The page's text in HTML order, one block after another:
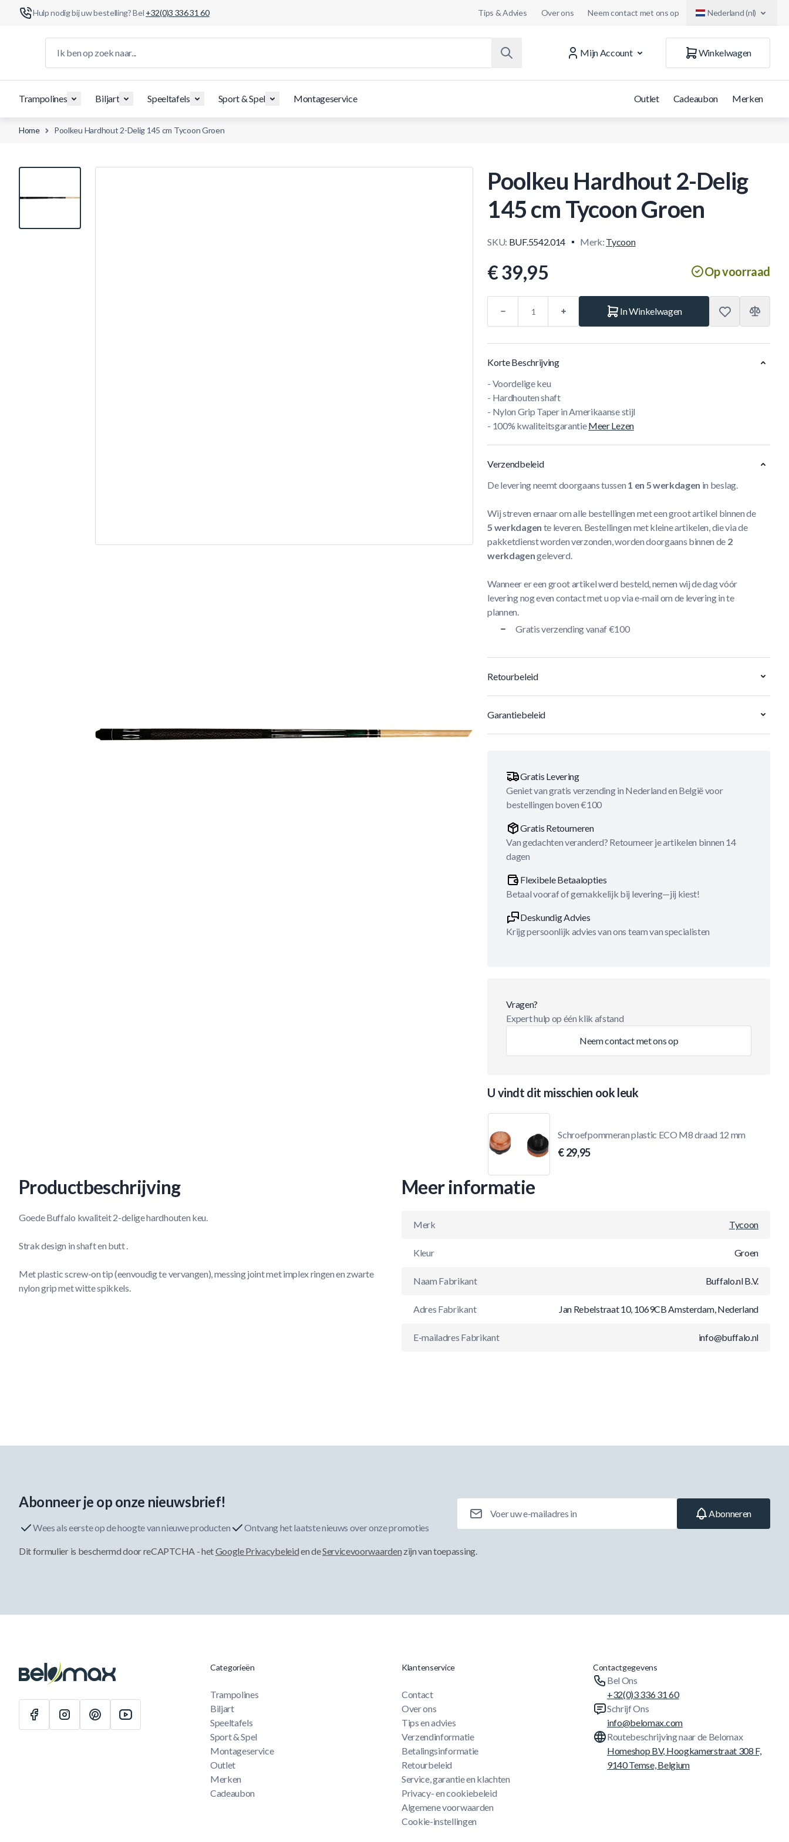
Hulp nodig bij uw bestelling? Bel +32(0)3 336 31 60 Tips & Advies Over ons Neem contact met ons op Nederland (nl)
Mijn Account
Winkelwagen
Trampolines Biljart Speeltafels Sport & Spel Montageservice Outlet Cadeaubon Merken
Home Poolkeu Hardhout 2-Delig 145 cm Tycoon Groen
View larger image
Poolkeu Hardhout 2-Delig
145 cm Tycoon Groen
SKU: BUF.5542.014 Merk: Tycoon
€ 39,95 Op voorraad
In Winkelwagen
Korte Beschrijving
- Voordelige keu
- Hardhouten shaft
- Nylon Grip Taper in Amerikaanse stijl
- 100% kwaliteitsgarantieMeer Lezen
Verzendbeleid
De levering neemt doorgaans tussen 1 en 5 werkdagen in beslag.
Wij streven ernaar om alle bestellingen met een groot artikel binnen de
5 werkdagen te leveren. Bestellingen met kleine artikelen, die via de
pakketdienst worden verzonden, worden doorgaans binnen de 2
werkdagengeleverd.
Wanneer er een groot artikel werd besteld, nemen wij de dag vóór
levering nog even contact met u op via e-mail om de levering in te
plannen.
Gratis verzending vanaf €100
Retourbeleid
Garantiebeleid
Gratis Levering
Geniet van gratis verzending in Nederland en België voor
bestellingen boven €100
Gratis Retourneren
Van gedachten veranderd? Retourneer je artikelen binnen 14
dagen
Flexibele Betaalopties
Betaal vooraf of gemakkelijk bij levering—jij kiest!
Deskundig Advies
Krijg persoonlijk advies van ons team van specialisten
Vragen?
Expert hulp op één klik afstand
Neem contact met ons op
U vindt dit misschien ook leuk
Schroefpommeran plastic ECO M8 draad 12 mm
€ 29,95
Productbeschrijving
Goede Buffalo kwaliteit 2-delige hardhouten keu.
Strak design in shaft en butt .
Met plastic screw-on tip (eenvoudig te vervangen), messing joint met implex ringen en zwarte
nylon grip met witte spikkels.
Meer informatie
Merk Tycoon
Kleur Groen
Naam Fabrikant Buffalo.nl B.V.
Adres Fabrikant Jan Rebelstraat 10, 1069CB Amsterdam, Nederland
E-mailadres Fabrikant info@buffalo.nl
Abonneer je op onze nieuwsbrief!
Wees als eerste op de hoogte van nieuwe producten Ontvang het laatste nieuws over onze promoties
Abonneren
Dit formulier is beschermd door reCAPTCHA - hetGoogle Privacybeleiden deServicevoorwaarden zijn van toepassing.
Categorieën
Trampolines
Biljart
Speeltafels
Sport & Spel
Montageservice
Outlet
Merken
Cadeaubon
Klantenservice
Contact
Over ons
Tips en advies
Verzendinformatie
Betalingsinformatie
Retourbeleid
Service, garantie en klachten
Privacy- en cookiebeleid
Algemene voorwaarden
Cookie-instellingen
Contactgegevens
Bel Ons
+32(0)3 336 31 60
Schrijf Ons
info@belomax.com
Routebeschrijving naar de Belomax
Homeshop BV, Hoogkamerstraat 308 F,
9140 Temse, Belgium